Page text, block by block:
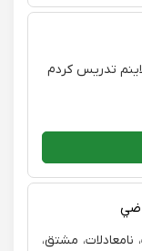
تدریس کردم
نامعادلات، مشتق،